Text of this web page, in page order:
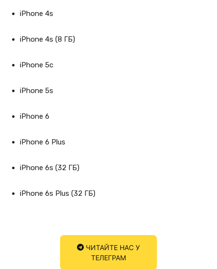
iPhone 4s
iPhone 4s (8 ГБ)
iPhone 5c
iPhone 5s
iPhone 6
iPhone 6 Plus
iPhone 6s (32 ГБ)
iPhone 6s Plus (32 ГБ)
ЧИТАЙТЕ НАС У
ТЕЛЕГРАМ